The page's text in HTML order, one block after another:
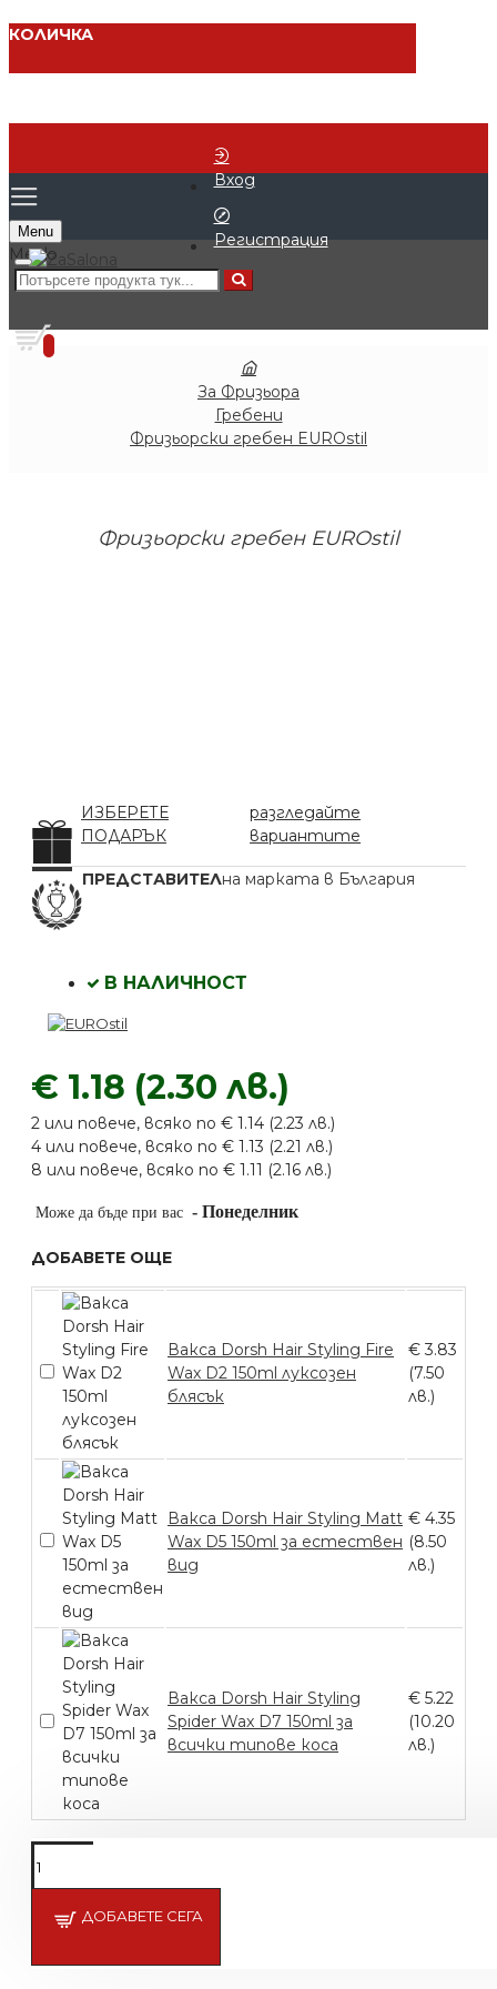
КОЛИЧКА
Вход
Регистрация
Menu
0
За Фризьора
Гребени
Фризьорски гребен EUROstil
Фризьорски гребен EUROstil
ИЗБЕРЕТЕ
ПОДАРЪК
разгледайте
вариантите
ПРЕДСТАВИТЕЛна марката в България
€ 1.18 (2.30 лв.)
2 или повече, всяко по € 1.14 (2.23 лв.)
4 или повече, всяко по € 1.13 (2.21 лв.)
8 или повече, всяко по € 1.11 (2.16 лв.)
В НАЛИЧНОСТ
Може да бъде при вас - Понеделник
ДОБАВЕТЕ ОЩЕ
Вакса Dorsh Hair Styling Fire
Wax D2 150ml луксозен
блясък
€ 3.83
(7.50
лв.)
Вакса Dorsh Hair Styling Matt
Wax D5 150ml за естествен
вид
€ 4.35
(8.50
лв.)
Вакса Dorsh Hair Styling
Spider Wax D7 150ml за
всички типове коса
€ 5.22
(10.20
лв.)
ДОБАВЕТЕ СЕГА